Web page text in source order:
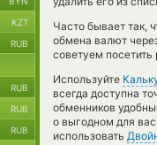
Часто бывает так,
обмена валют
советуем посетить
Используйте
всегда доступна
обменников
о выгодном для
использовать
KZT
RUB
RUB
RUB
RUB